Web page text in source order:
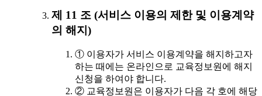
제 11 조 (서비스 이용의 제한 및 이용계약
의 해지)
① 이용자가 서비스 이용계약을 해지하고자
하는 때에는 온라인으로 교육정보원에 해지
신청을 하여야 합니다.
② 교육정보원은 이용자가 다음 각 호에 해당